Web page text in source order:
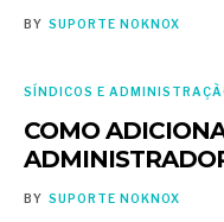
BY SUPORTE NOKNOX
SÍNDICOS E
COMO
BY SUPORTE NOKNOX